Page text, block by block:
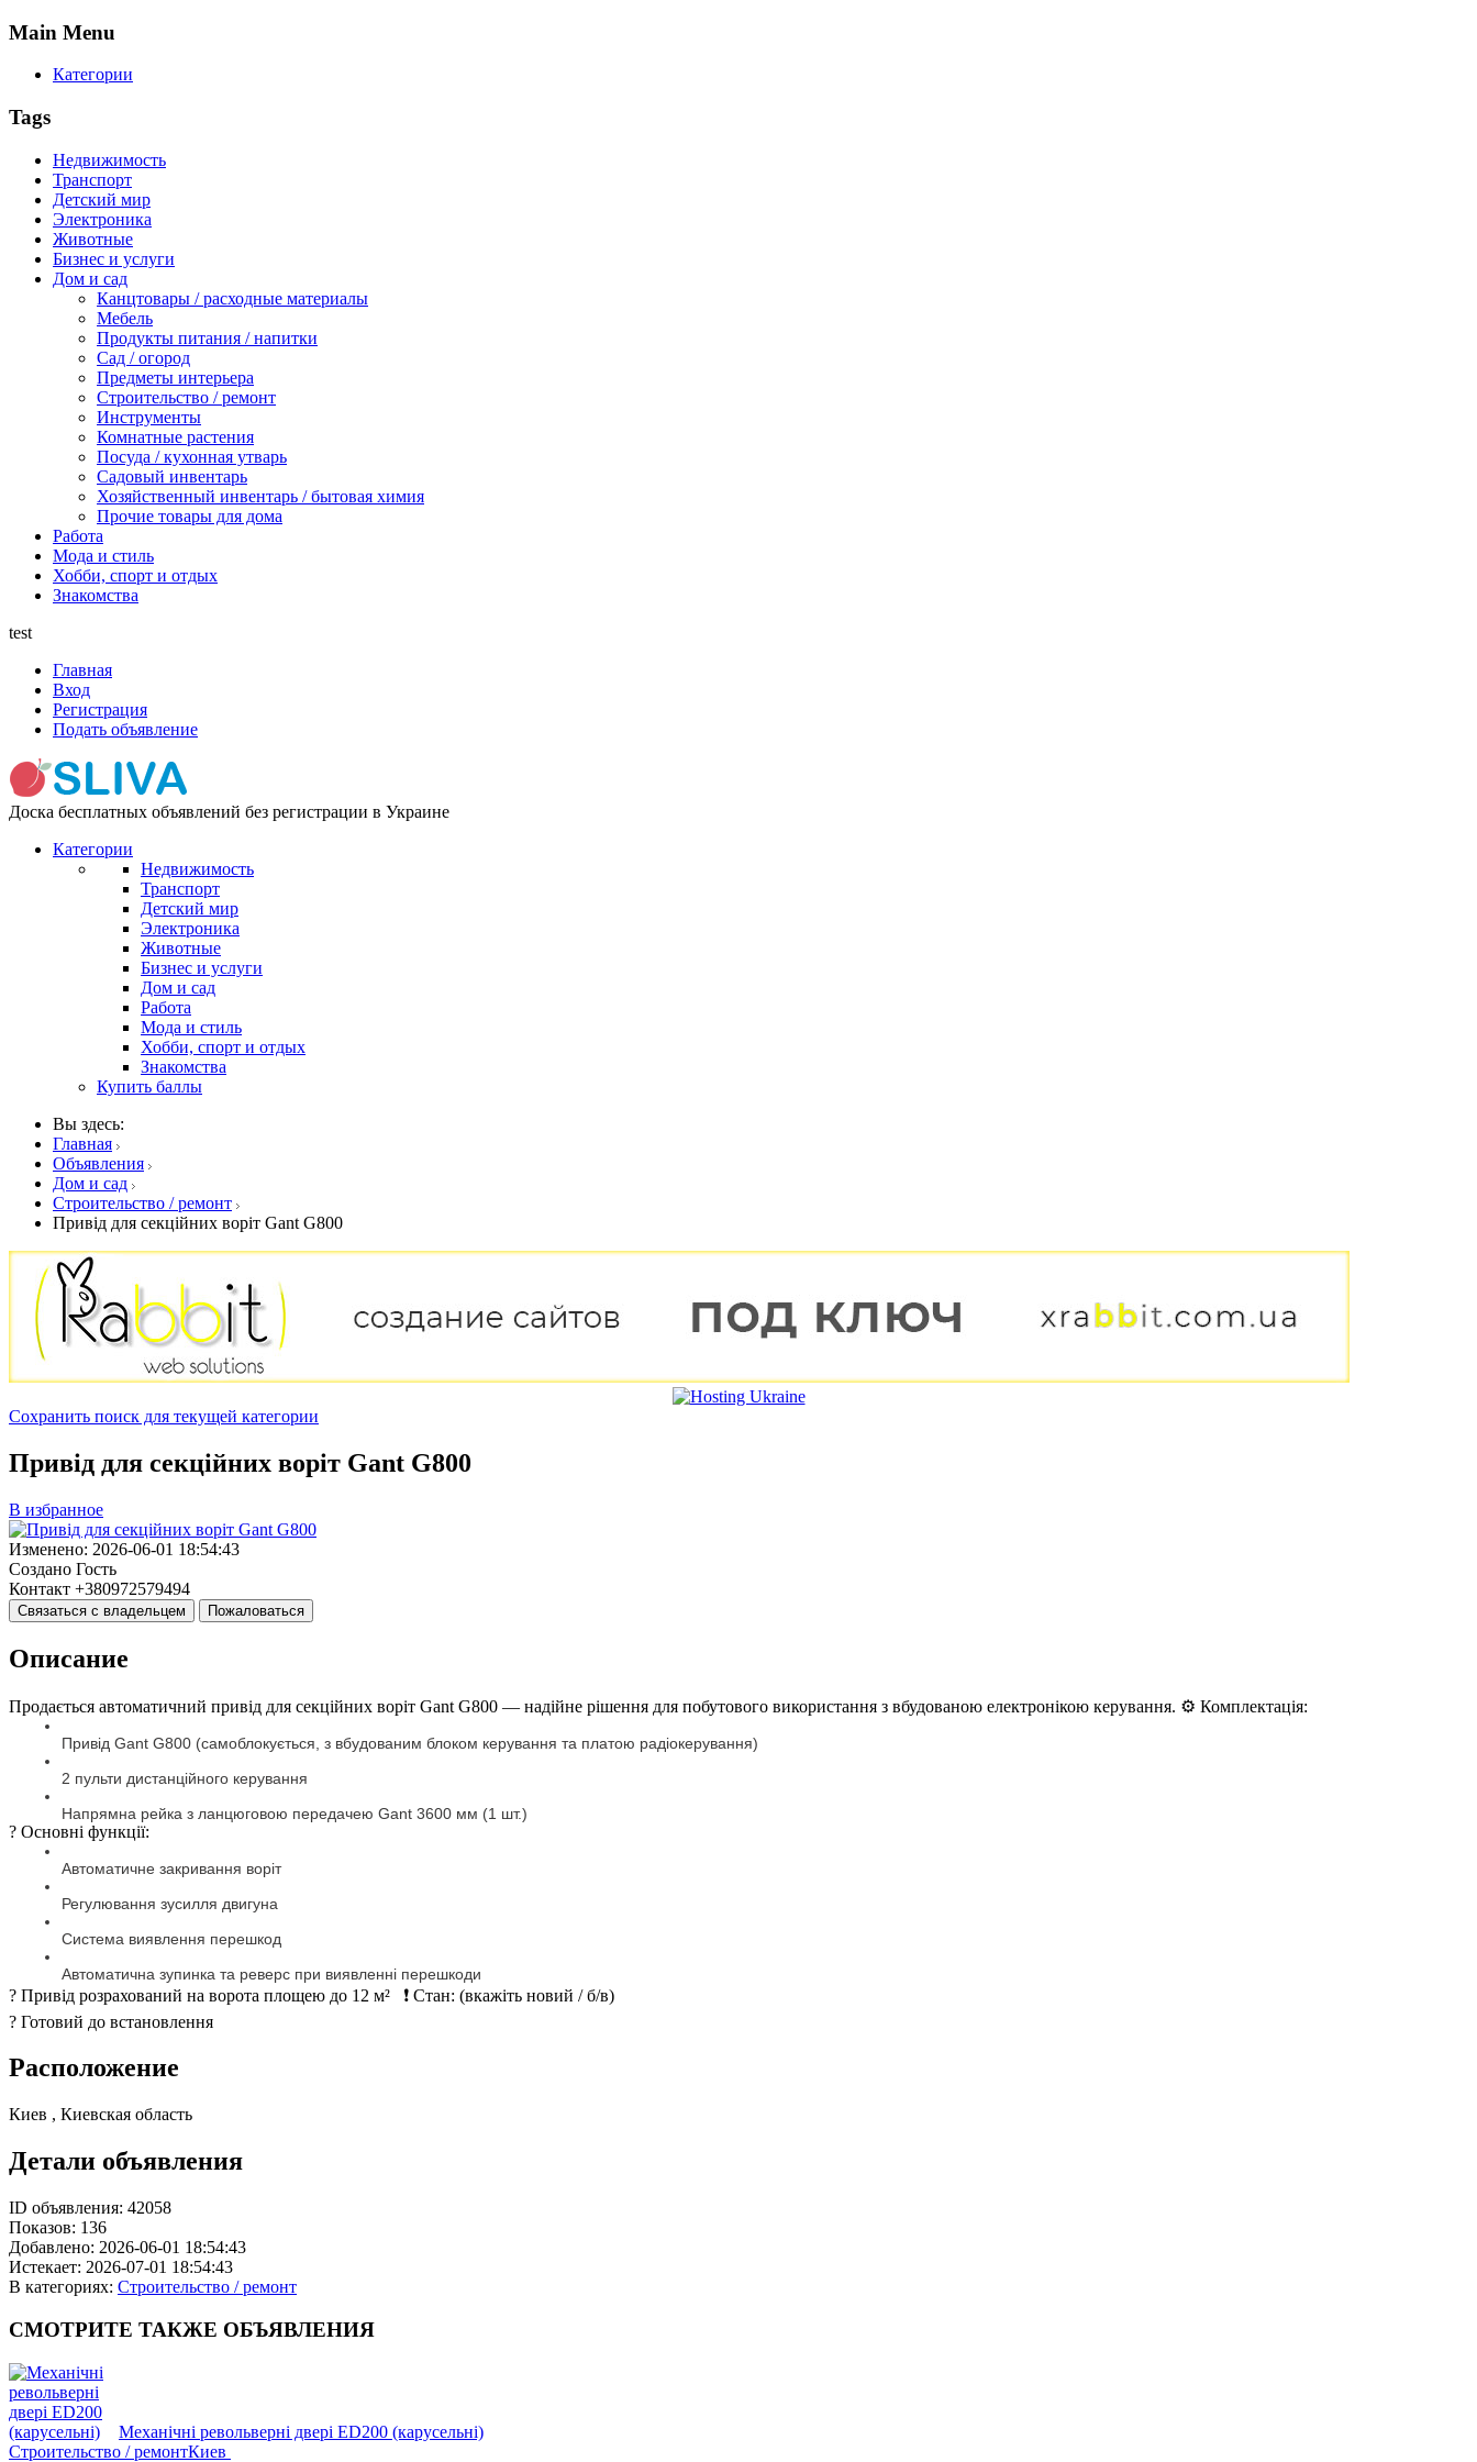
Main Menu
Категории
Tags
Недвижимость
Транспорт
Детский мир
Электроника
Животные
Бизнес и услуги
Дом и сад
Канцтовары / расходные материалы
Мебель
Продукты питания / напитки
Сад / огород
Предметы интерьера
Строительство / ремонт
Инструменты
Комнатные растения
Посуда / кухонная утварь
Садовый инвентарь
Хозяйственный инвентарь / бытовая химия
Прочие товары для дома
Работа
Мода и стиль
Хобби, спорт и отдых
Знакомства
test
Главная
Вход
Регистрация
Подать объявление
Доска бесплатных объявлений без регистрации в Украине
Категории
Недвижимость
Транспорт
Детский мир
Электроника
Животные
Бизнес и услуги
Дом и сад
Работа
Мода и стиль
Хобби, спорт и отдых
Знакомства
Купить баллы
Вы здесь:
Главная
Объявления
Дом и сад
Строительство / ремонт
Привід для секційних воріт Gant G800
Сохранить поиск для текущей категории
Привід для секційних воріт Gant G800
В избранное
Изменено: 2026-06-01 18:54:43
Создано Гость
Контакт +380972579494
Связаться с владельцем Пожаловаться
Описание
Продається автоматичний привід для секційних воріт Gant G800 — надійне рішення для побутового використання з вбудованою електронікою керування. ⚙️ Комплектація:
? Основні функції:
? Привід розрахований на ворота площею до 12 м² ❗ Стан: (вкажіть новий / б/в)
? Готовий до встановлення
Расположение
Киев , Киевская область
Детали объявления
ID объявления: 42058
Показов: 136
Добавлено: 2026-06-01 18:54:43
Истекает: 2026-07-01 18:54:43
В категориях: Строительство / ремонт
СМОТРИТЕ ТАКЖЕ ОБЪЯВЛЕНИЯ
Механічні револьверні двері ED200 (карусельні)
Строительство / ремонтКиев